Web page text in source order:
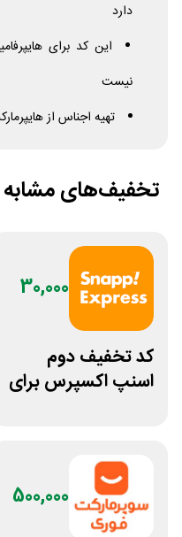
دارد
این کد برای
نیست
تهیه اجناس از
تخفیف‌های مشابه
30,000
کد تخفیف دوم
اسنپ اکسپرس برای
500,000